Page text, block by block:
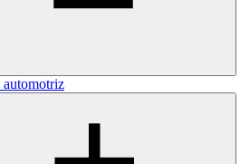
automotriz